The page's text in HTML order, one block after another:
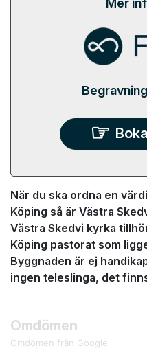
När du ska ordna en
Köping så är Västra
Västra Skedvi kyrka
Köping pastorat som
Byggnaden är ej
ingen teleslinga, det
Omdömen
Omdömen från Google